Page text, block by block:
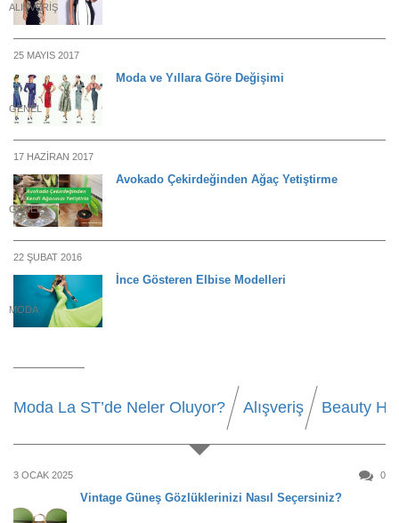
ALIŞVERIŞ
25 MAYIS 2017
GENEL
Moda ve Yıllara Göre Değişimi
17 HAZIRAN 2017
GENEL
Avokado Çekirdeğinden Ağaç Yetiştirme
22 ŞUBAT 2016
MODA
İnce Gösteren Elbise Modelleri
Moda La ST’de Neler Oluyor? Alışveriş Beauty
3 OCAK 2025 0
Vintage Güneş Gözlüklerinizi Nasıl Seçersiniz?